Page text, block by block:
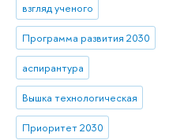
взгляд ученого
Программа развития 2030
аспирантура
Вышка технологическая
Приоритет 2030